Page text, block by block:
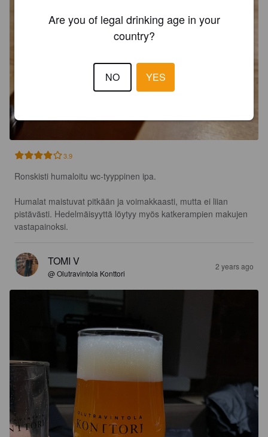
3.9
Ronskisti humaloitu wc-tyyppinen ipa.
Humalat maistuvat pitkään ja voimakkaasti, mutta ei liian
pistävästi. Hedelmäisyyttä löytyy myös katkerampien makujen
vastapainoksi.
TOMI V
@ Olutravintola Konttori
2 years ago
Are you of legal drinking age in your
country?
NO YES